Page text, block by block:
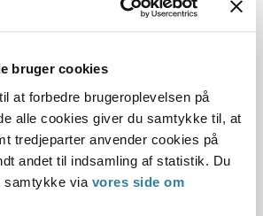
bruger cookies
at forbedre brugeroplevelsen på
alle cookies giver du samtykke til, at
tredjeparter anvender cookies på
andet til indsamling af statistik. Du
samtykke via vores side om
Sikrede fik efterfølgende konstateret
på en lændehvirvel.